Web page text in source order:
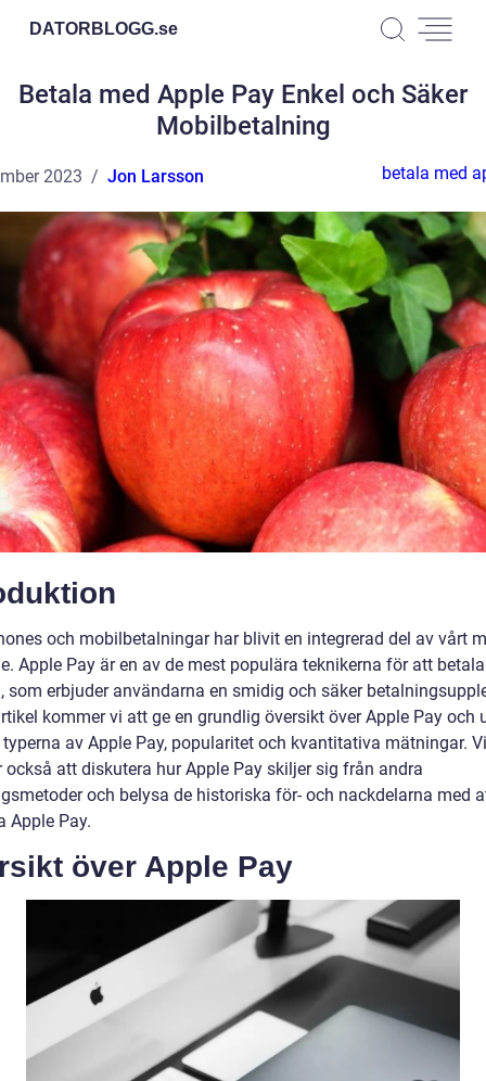
DATORBLOGG.se
Betala med Apple Pay Enkel och Säker
Mobilbetalning
2023 Jon Larsson betala med
och mobilbetalningar har blivit en integrerad del av vårt
Apple Pay är en av de mest populära teknikerna för att
som erbjuder användarna en smidig och säker
kommer vi att ge en grundlig översikt över Apple Pay och
av Apple Pay, popularitet och kvantitativa mätningar. Vi
också att diskutera hur Apple Pay skiljer sig från andra
och belysa de historiska för- och nackdelarna med
Apple Pay.
över Apple Pay